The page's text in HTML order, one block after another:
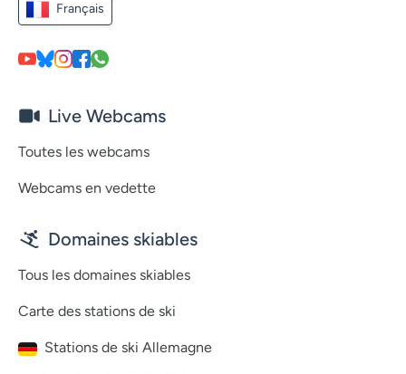
Français
Live Webcams
Toutes les webcams
Webcams en vedette
Domaines skiables
Tous les domaines skiables
Carte des stations de ski
Stations de ski Allemagne